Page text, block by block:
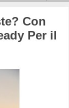
Con
Per il